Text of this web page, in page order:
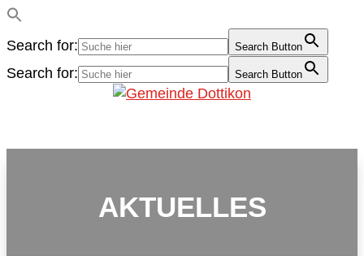
Search for: Search Button
Search for: Search Button
AKTUELLES